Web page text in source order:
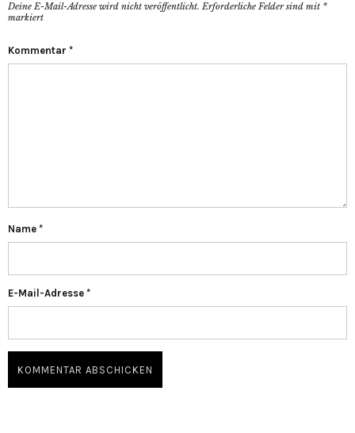
Deine E-Mail-Adresse wird nicht veröffentlicht. Erforderliche Felder sind mit *
markiert
Kommentar *
Name *
E-Mail-Adresse *